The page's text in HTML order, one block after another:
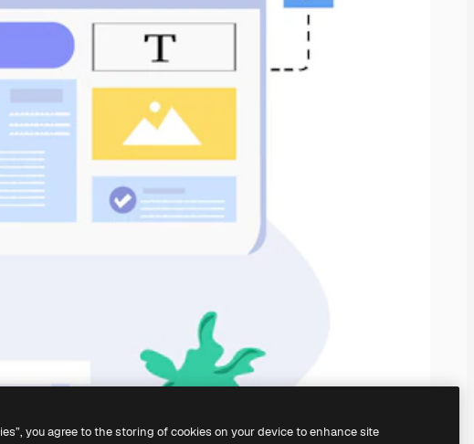
you agree to the storing of cookies on your device to enhance site